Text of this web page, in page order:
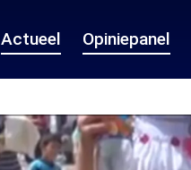
Actueel Opiniepanel